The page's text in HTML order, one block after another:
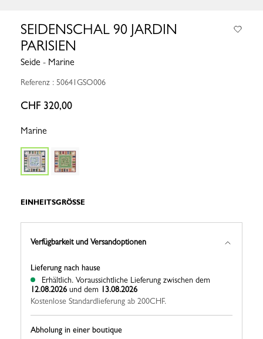
SEIDENSCHAL 90 JARDIN
PARISIEN
Seide - Marine
Referenz : 50641GSO006
CHF 320,00
Marine
EINHEITSGRÖSSE
Verfügbarkeit und Versandoptionen
Abholung in einer boutique
Lieferung nach hause
Erhältlich. Voraussichtliche Lieferung zwischen dem
12.08.2026 und dem 13.08.2026
Kostenlose Standardlieferung ab 200CHF.